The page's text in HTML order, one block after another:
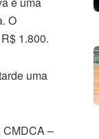
O
1.800.
uma
CMDCA –